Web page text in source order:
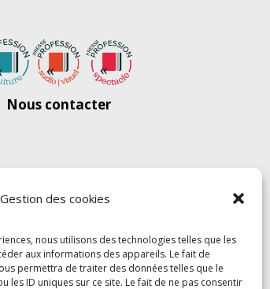
Gestion des cookies
nous utilisons des technologies telles que les
aux informations des appareils. Le fait de
permettra de traiter des données telles que le
les ID uniques sur ce site. Le fait de ne pas consentir
Nous contacter